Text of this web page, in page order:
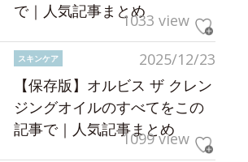
で｜人気記事まとめ1033 view
2025/12/23
スキンケア
【保存版】オルビス ザ クレン
ジングオイルのすべてをこの
記事で｜人気記事まとめ
1099 view